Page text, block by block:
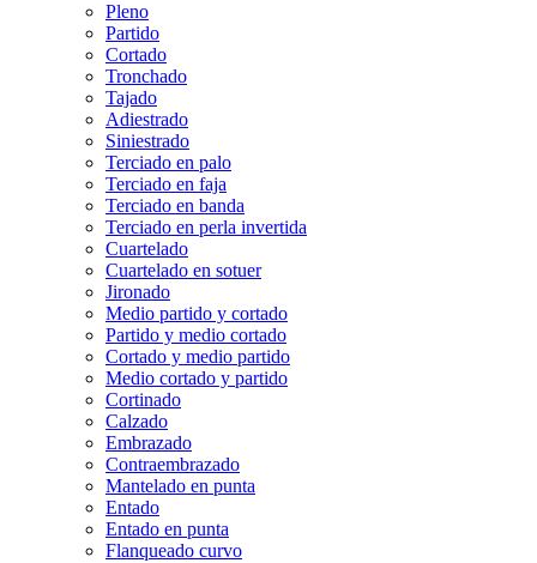
Pleno
Partido
Cortado
Tronchado
Tajado
Adiestrado
Siniestrado
Terciado en palo
Terciado en faja
Terciado en banda
Terciado en perla invertida
Cuartelado
Cuartelado en sotuer
Jironado
Medio partido y cortado
Partido y medio cortado
Cortado y medio partido
Medio cortado y partido
Cortinado
Calzado
Embrazado
Contraembrazado
Mantelado en punta
Entado
Entado en punta
Flanqueado curvo